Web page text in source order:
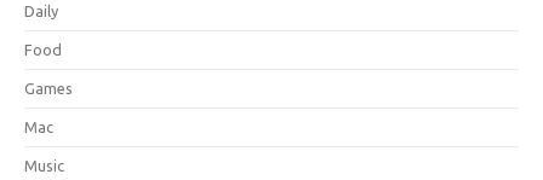
Daily
Food
Games
Mac
Music